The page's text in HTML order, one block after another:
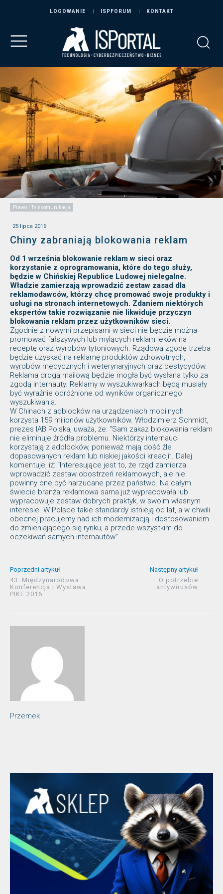
LOGOWANIE ISPFORUM KONTAKT
Prawo i Telekomunikacja
25 lipca 2016
Chiny zabraniają blokowania reklam
Od 1 września blokowanie reklam w sieci oraz
korzystanie z oprogramowania, które do tego służy,
będzie w Chińskiej Republice Ludowej nielegalne.
Władzie zamierzają wprowadzić zestaw zasad dla
reklamodawców, którzy chcę promować swoje produkty i
usługi na stronach internetowych. Zdaniem niektórych
ekspertów takie rozwiązanie nie likwiduje przyczyn
blokowania reklam przez użytkowników sieci.
Zgodnie z nowymi przepisami w sieci nie będzie można
promować fałszywych lub mylących reklam leków na
receptę oraz wyrobów tytoniowych. Rządową zgodę trzeba
będzie uzyskać na reklamę produktów zdrowotnych,
wyrobów medycznych i weterynaryjnych oraz pestycydów.
Reklama drogą mailową będzie mogła być wysłana tylko za
zgodą internauty. Reklamy w wyszukiwarkach będą musiały
być wyraźnie odróżnione od wyników organicznego
wyszukiwania.
W Chinach z adblocków na urządzeniach mobilnych
korzysta 159 milionów użytkowników. Włodzimierz Schmidt,
prezes IAB Polska, uważa, że: “Sam zakaz blokowania reklam
nie eliminuje źródła problemu. Niektórzy internauci
korzystają z adblocków, ponieważ mają dość źle
dopasowanych reklam lub niskiej jakości kreacji”. Dalej
komentuje, iż: “Interesujące jest to, że rząd zamierza
wprowadzić zestaw obostrzeń reklamowych, ale nie
powinny one być narzucane przez państwo. Na całym
świecie branża reklamowa sama już wypracowała lub
wypracowuje zestaw dobrych praktyk, w swoim własnym
interesie. W Polsce takie standardy istnieją od lat, a w chwili
obecnej pracujemy nad ich modernizacją i dostosowaniem
do zmieniającego się rynku, a przede wszystkim do
oczekiwań samych internautów”.
Poprzedni artykuł
43. Międzynarodowa
Konferencja i Wystawa
PIKE 2016
Następny artykuł
O potrzebie
antywirusów
Przemek